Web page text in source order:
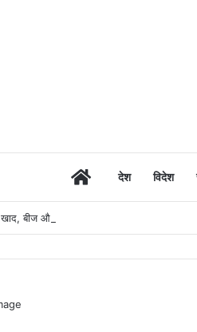
Homeदेश विदेश
खाद, बीज और उर्वरकों की समय पर उपलब्धता से